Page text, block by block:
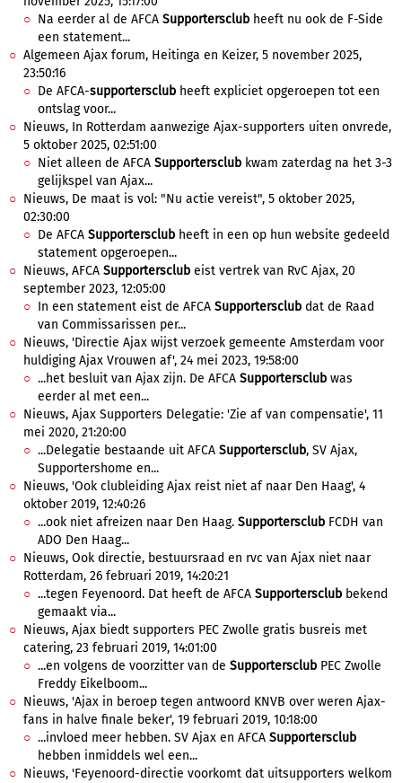
Na eerder al de AFCA Supportersclub heeft nu ook de F-Side
een statement...
Algemeen Ajax forum, Heitinga en Keizer, 5 november 2025,
23:50:16
De AFCA-supportersclub heeft expliciet opgeroepen tot een
ontslag voor...
Nieuws, In Rotterdam aanwezige Ajax-supporters uiten onvrede,
5 oktober 2025, 02:51:00
Niet alleen de AFCA Supportersclub kwam zaterdag na het 3-3
gelijkspel van Ajax...
Nieuws, De maat is vol: "Nu actie vereist", 5 oktober 2025,
02:30:00
De AFCA Supportersclub heeft in een op hun website gedeeld
statement opgeroepen...
Nieuws, AFCA Supportersclub eist vertrek van RvC Ajax, 20
september 2023, 12:05:00
In een statement eist de AFCA Supportersclub dat de Raad
van Commissarissen per...
Nieuws, 'Directie Ajax wijst verzoek gemeente Amsterdam voor
huldiging Ajax Vrouwen af', 24 mei 2023, 19:58:00
...het besluit van Ajax zijn. De AFCA Supportersclub was
eerder al met een...
Nieuws, Ajax Supporters Delegatie: 'Zie af van compensatie', 11
mei 2020, 21:20:00
...Delegatie bestaande uit AFCA Supportersclub, SV Ajax,
Supportershome en...
Nieuws, 'Ook clubleiding Ajax reist niet af naar Den Haag', 4
oktober 2019, 12:40:26
...ook niet afreizen naar Den Haag. Supportersclub FCDH van
ADO Den Haag...
Nieuws, Ook directie, bestuursraad en rvc van Ajax niet naar
Rotterdam, 26 februari 2019, 14:20:21
...tegen Feyenoord. Dat heeft de AFCA Supportersclub bekend
gemaakt via...
Nieuws, Ajax biedt supporters PEC Zwolle gratis busreis met
catering, 23 februari 2019, 14:01:00
...en volgens de voorzitter van de Supportersclub PEC Zwolle
Freddy Eikelboom...
Nieuws, 'Ajax in beroep tegen antwoord KNVB over weren Ajax-
fans in halve finale beker', 19 februari 2019, 10:18:00
...invloed meer hebben. SV Ajax en AFCA Supportersclub
hebben inmiddels wel een...
Nieuws, 'Feyenoord-directie voorkomt dat uitsupporters welkom